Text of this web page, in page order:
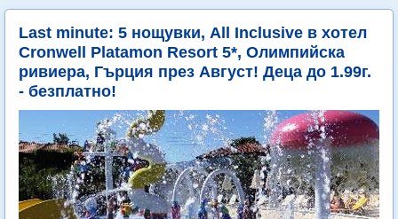
Last minute: 5 нощувки, All Inclusive в хотел
Cronwell Platamon Resort 5*, Олимпийска
ривиера, Гърция през Август! Деца до 1.99г.
- безплатно!